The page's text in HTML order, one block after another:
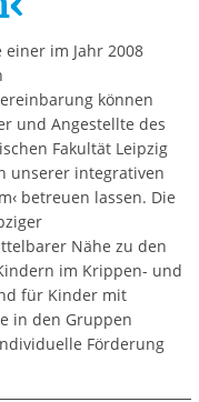
im Jahr 2008
können
und Angestellte des
Fakultät Leipzig
unserer integrativen
betreuen lassen. Die
Nähe zu den
im Krippen- und
für Kinder mit
in den Gruppen
Förderung